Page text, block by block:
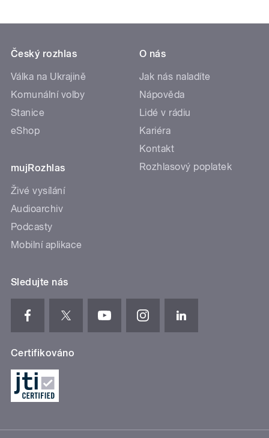
Český rozhlas
Válka na Ukrajině
Komunální volby
Stanice
eShop
mujRozhlas
Živé vysílání
Audioarchiv
Podcasty
Mobilní aplikace
O nás
Jak nás naladíte
Nápověda
Lidé v rádiu
Kariéra
Kontakt
Rozhlasový poplatek
Sledujte nás
Certifikováno